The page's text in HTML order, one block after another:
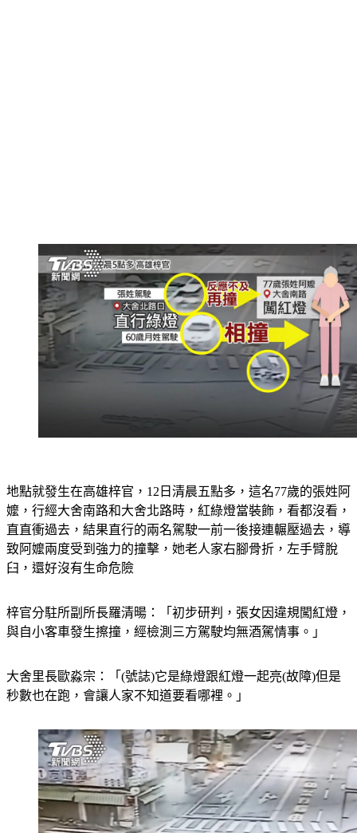
地點就發生在高雄梓官，12日清晨五點多，這名77歲的張姓阿
嬤，行經大舍南路和大舍北路時，紅綠燈當裝飾，看都沒看，
直直衝過去，結果直行的兩名駕駛一前一後接連輾壓過去，導
致阿嬤兩度受到強力的撞擊，她老人家右腳骨折，左手臂脫
臼，還好沒有生命危險
梓官分駐所副所長羅清暘：「初步研判，張女因違規闖紅燈，
與自小客車發生擦撞，經檢測三方駕駛均無酒駕情事。」
大舍里長歐淼宗：「(號誌)它是綠燈跟紅燈一起亮(故障)但是
秒數也在跑，會讓人家不知道要看哪裡。」